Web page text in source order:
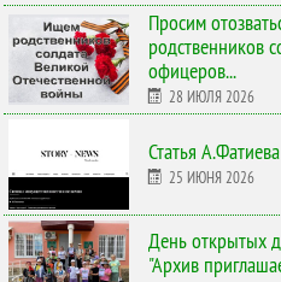
Просим
родственников
офицеров...
28 ИЮЛЯ 2026
Статья А.Фатиева
25 ИЮНЯ 2026
День открытых
"Архив